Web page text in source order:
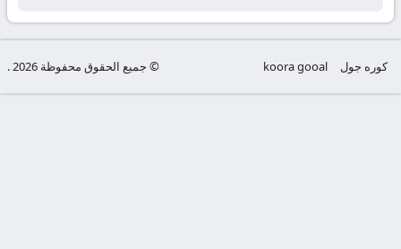
كوره جول koora gooal © جميع الحقوق محفوظة 2026 .